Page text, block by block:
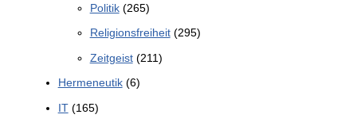
Politik(265)
Religionsfreiheit(295)
Zeitgeist(211)
Hermeneutik(6)
IT(165)